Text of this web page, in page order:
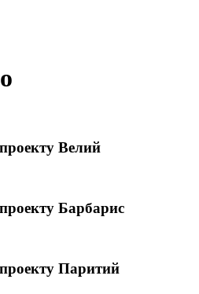
Велий
Барбарис
Паритий